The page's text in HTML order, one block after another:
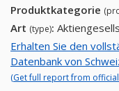
Produktkategorie
Art (type):
Erhalten Sie den
Datenbank von
(Get full report from